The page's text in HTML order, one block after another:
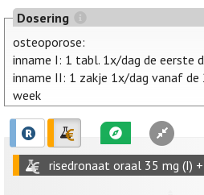
Dosering
osteoporose:
inname I: 1 tabl. 1x/dag de eerste
inname II: 1 zakje 1x/dag vanaf de
week
risedronaat oraal 35 mg (I)